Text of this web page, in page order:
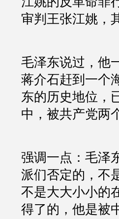
审判王张江姚，
毛泽东说过，他
蒋介石赶到一个
东的历史地位，
中，被共产党两
强调一点：毛泽
派们否定的，不
不是大大小小的
得了的，他是被